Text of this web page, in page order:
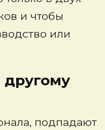
и чтобы
или
другому
подпадают